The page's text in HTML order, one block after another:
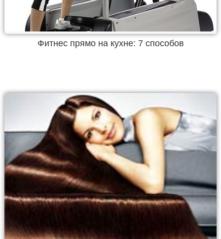
Фитнес прямо на кухне: 7 способов